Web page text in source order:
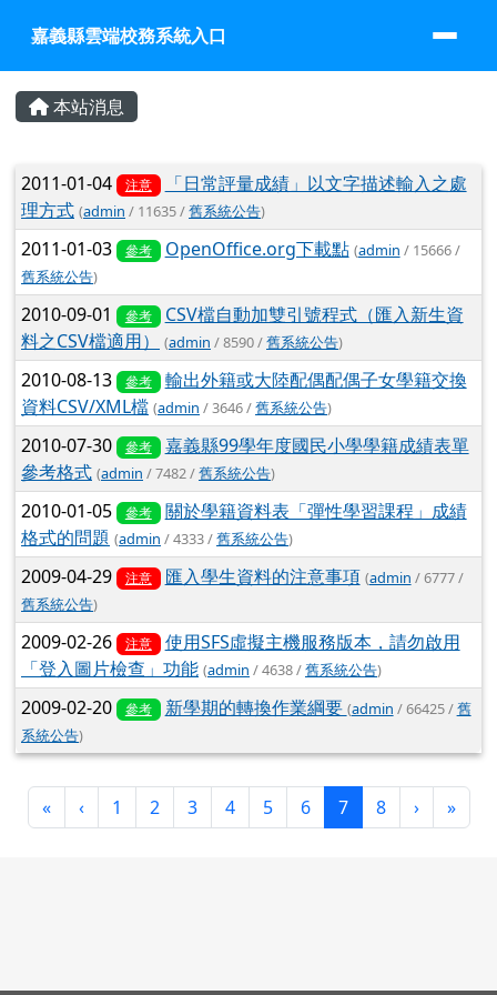
嘉義縣雲端校務系統入口
嘉義縣雲端校務系統入口
主內容區域
本站消息
文章列表
2011-01-04 注意
「日常評量成績」以文字描述輸入之處
理方式 (admin / 11635 /舊系統公告)
2011-01-03 參考 OpenOffice.org下載點 (admin / 15666 /
舊系統公告)
2010-09-01 參考
CSV檔自動加雙引號程式（匯入新生資
料之CSV檔適用）
(admin / 8590 /舊系統公告)
2010-08-13 參考
輸出外籍或大陸配偶配偶子女學籍交換
資料CSV/XML檔 (admin / 3646 /舊系統公告)
2010-07-30 參考
嘉義縣99學年度國民小學學籍成績表單
參考格式 (admin / 7482 /舊系統公告)
2010-01-05 參考
關於學籍資料表「彈性學習課程」成績
格式的問題 (admin / 4333 /舊系統公告)
2009-04-29 注意 匯入學生資料的注意事項 (admin / 6777 /
舊系統公告)
2009-02-26 注意
使用SFS虛擬主機服務版本，請勿啟用
「登入圖片檢查」功能 (admin / 4638 /舊系統公告)
2009-02-20 參考 新學期的轉換作業綱要 (admin / 66425 /舊
系統公告)
«第一頁
‹上一頁
1 2 3 4 5 6 7(目前頁次)
8 ›下一頁
»最後
頁尾區域